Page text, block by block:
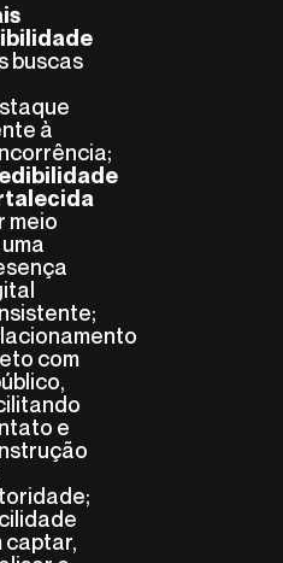
buscas
à
meio
com
e
captar,